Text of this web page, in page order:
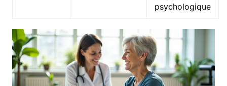
psychologique